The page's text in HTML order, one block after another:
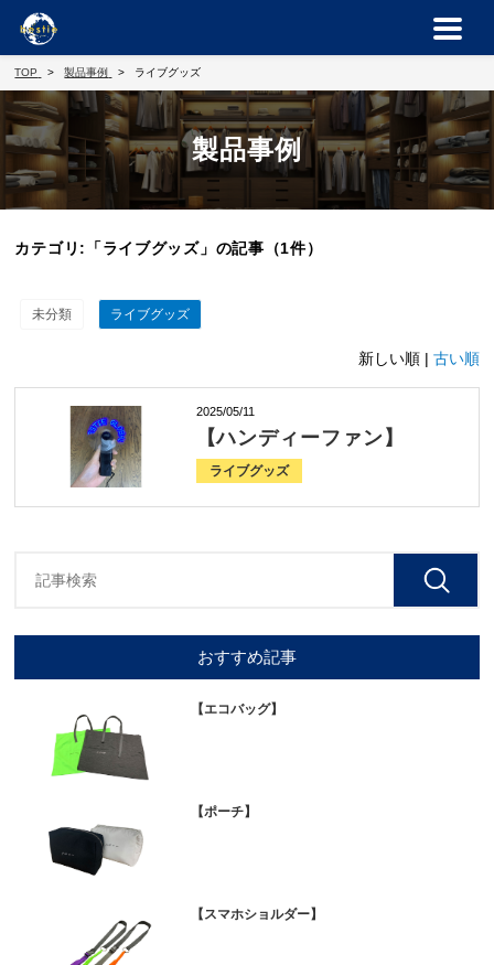
TOP 製品事例 ライブグッズ
製品事例
カテゴリ:「ライブグッズ」の記事（1件）
未分類 ライブグッズ
新しい順 | 古い順
2025/05/11
【ハンディーファン】
ライブグッズ
おすすめ記事
【エコバッグ】
【ポーチ】
【スマホショルダー】